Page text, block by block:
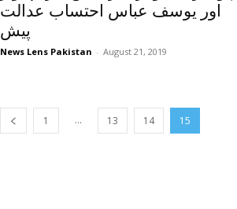
اور یوسف عباس احتساب عدالت
پیش
News Lens Pakistan - August 21, 2019
1 ... 13 14 15